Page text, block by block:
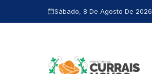
Sábado, 8 De Agosto De 2026